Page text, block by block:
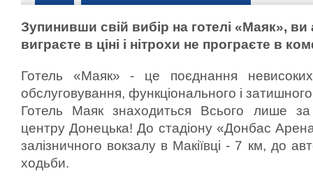
Зупинивши свій вибір на готелі «Маяк»,
виграєте в ціні і нітрохи не програєте в
Готель «Маяк» - це поєднання невисоких
обслуговування, функціонального і затишного
Готель Маяк знаходиться Всього лише за
центру Донецька! До стадіону «Донбас
залізничного вокзалу в Макіївці - 7 км, до
ходьби.